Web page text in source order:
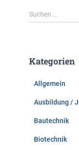
S
u
n
Suchen …
Kategorien
Allgemein
Ausbildung /
Bautechnik
Biotechnik